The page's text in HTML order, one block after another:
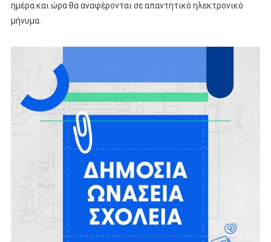
ημέρα και ώρα θα αναφέρονται σε απαντητικό ηλεκτρονικό
μήνυμα.